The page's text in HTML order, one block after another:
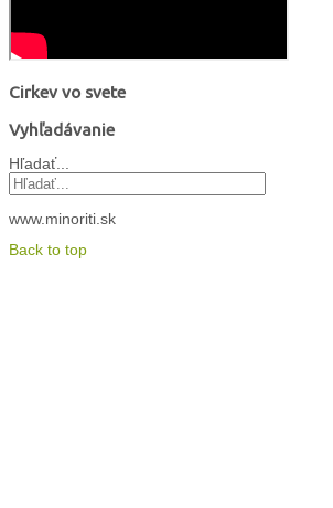
Cirkev vo svete
Vyhľadávanie
Hľadať...
www.minoriti.sk
Back to top